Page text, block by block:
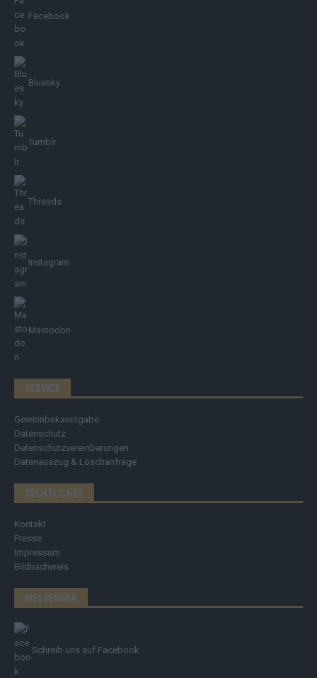
Facebook
Bluesky
Tumblr
Threads
Instagram
Mastodon
SERVICE
Gewinnbekanntgabe
Datenschutz
Datenschutzvereinbarungen
Datenauszug & Löschanfrage
RECHTLICHES
Kontakt
Presse
Impressum
Bildnachweis
MESSENGER
Schreib uns auf Facebook